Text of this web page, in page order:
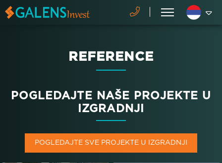
REFERENCE
POGLEDAJTE NAŠE PROJEKTE U
IZGRADNJI
POGLEDAJTE SVE PROJEKTE U IZGRADNJI